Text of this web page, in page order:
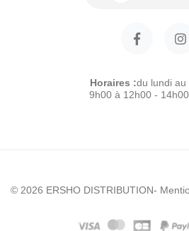
Horaires :du lundi au
9h00 à 12h00 -
© 2026 ERSHO DISTRIBUTION-